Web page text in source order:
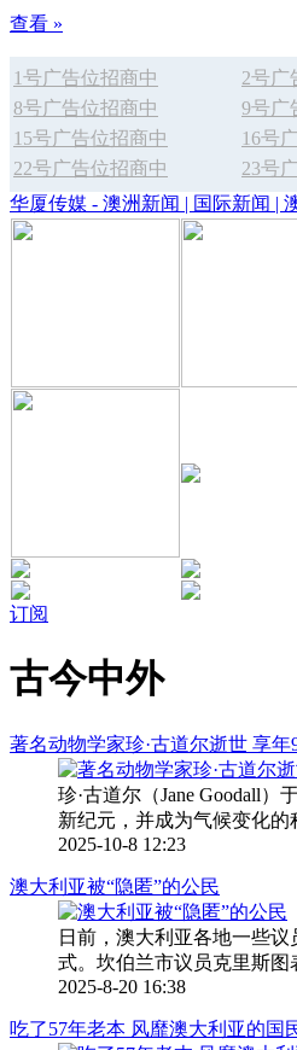
查看 »
1号广告位招商中 2号广
8号广告位招商中
9号广
15号广告位招商中
16号
22号广告位招商中
23号
华厦传媒 - 澳洲新闻 | 国际新闻 |
订阅
古今中外
著名动物学家珍·古道尔逝世 享年
珍·古道尔（Jane Goodall
新纪元，并成为气候变化的
2025-10-8 12:23
澳大利亚被“隐匿”的公民
日前，澳大利亚各地一些
式。坎伯兰市议员克里斯图
2025-8-20 16:38
吃了57年老本 风靡澳大利亚的国